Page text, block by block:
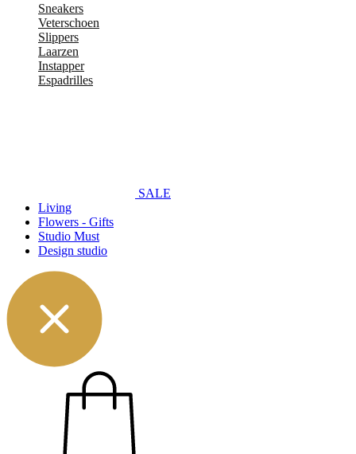
Sneakers
Veterschoen
Slippers
Laarzen
Instapper
Espadrilles
SALE
Living
Flowers - Gifts
Studio Must
Design studio